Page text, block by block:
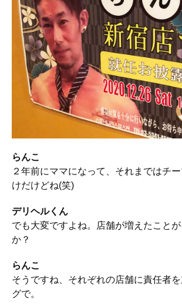
らんこ
２年前にママになって、それまではチ
けだけどね(笑)
デリヘルくん
でも大変ですよね。店舗が増えたこと
か？
らんこ
そうですね、それぞれの店舗に責任者を
グで。